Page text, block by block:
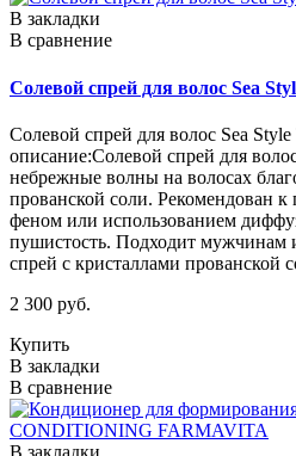
В закладки
В сравнение
Солевой спрей для волос Sea
Солевой спрей для волос Sea
описание:Солевой спрей для
небрежные волны на волосах
прованской соли. Рекомендован
феном или использованием
пушистость. Подходит
спрей с кристаллами прованской
2 300 руб.
Купить
В закладки
В сравнение
В закладки